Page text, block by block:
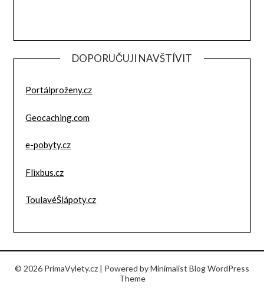
DOPORUČUJI NAVŠTÍVIT
Portálproženy.cz
Geocaching.com
e-pobyty.cz
Flixbus.cz
ToulavéŠlápoty.cz
© 2026 PrimaVylety.cz | Powered byMinimalist BlogWordPress
Theme